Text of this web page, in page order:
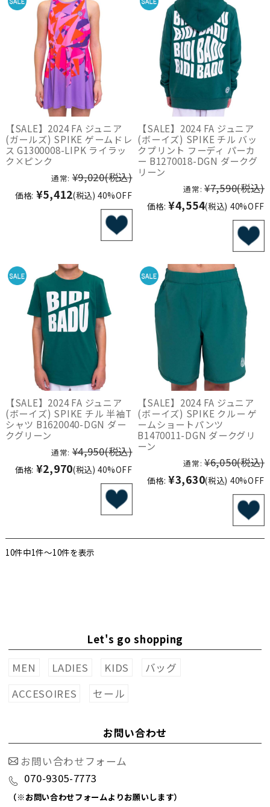
【SALE】2024 FA ジュニア
(ガールズ) SPIKE ゲームドレ
ス G1300008-LIPK ライラッ
ク×ピンク
通常: ¥9,020(税込)
価格: ¥5,412(税込) 40%OFF
【SALE】2024 FA ジュニア
(ボーイズ) SPIKE チル バッ
クプリント フーディ パーカ
ー B1270018-DGN ダークグ
リーン
通常: ¥7,590(税込)
価格: ¥4,554(税込) 40%OFF
【SALE】2024 FA ジュニア
(ボーイズ) SPIKE チル 半袖T
シャツ B1620040-DGN ダー
クグリーン
通常: ¥4,950(税込)
価格: ¥2,970(税込) 40%OFF
【SALE】2024 FA ジュニア
(ボーイズ) SPIKE クルー ゲ
ームショートパンツ
B1470011-DGN ダークグリ
ーン
通常: ¥6,050(税込)
価格: ¥3,630(税込) 40%OFF
10件中1件〜10件を表示
Let's go shopping
MEN
LADIES KIDS
バッグ
ACCESOIRES
セール
お問い合わせ
お問い合わせフォーム
070-9305-7773
（※お問い合わせフォームよりお願いします）